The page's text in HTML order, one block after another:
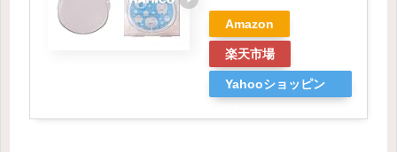
Amazon
楽天市場
Yahooショッピン